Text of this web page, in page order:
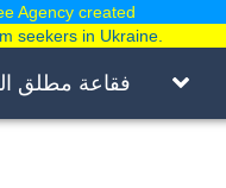
فقاعة مطلق
Agency created
seekers in Ukraine.